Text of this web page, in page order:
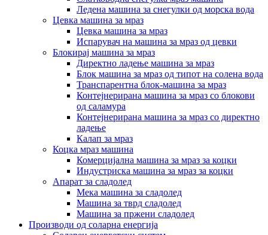
Ледена машина за снегулки од морска вода
Цевка машина за мраз
Цевка машина за мраз
Испарувач на машина за мраз од цевки
Блокирај машина за мраз
Директно ладење машина за мраз
Блок машина за мраз од типот на солена вода
Транспарентна блок-машина за мраз
Контејнерирана машина за мраз со блокови
од саламура
Контејнерирана машина за мраз со директно
ладење
Калап за мраз
Коцка мраз машина
Комерцијална машина за мраз за коцки
Индустриска машина за мраз за коцки
Апарат за сладолед
Мека машина за сладолед
Машина за тврд сладолед
Машина за пржени сладолед
Производи од соларна енергија